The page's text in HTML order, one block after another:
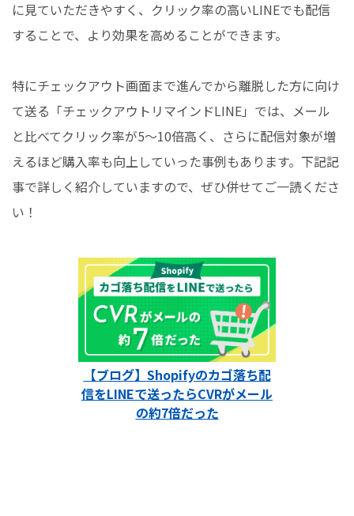
に見ていただきやすく、クリック率の高いLINEでも配信
することで、より効果を高めることができます。
特にチェックアウト画面まで進んでから離脱した方に向け
て送る「チェックアウトリマインドLINE」では、メール
と比べてクリック率が5～10倍高く、さらに配信対象が増
えるほど購入率も向上していった事例もあります。下記記
事で詳しく紹介していますので、ぜひ併せてご一読くださ
い！
【ブログ】Shopifyのカゴ落ち配
信をLINEで送ったらCVRがメール
の約7倍だった